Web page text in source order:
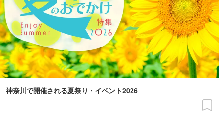
神奈川で開催される夏祭り・イベント2026